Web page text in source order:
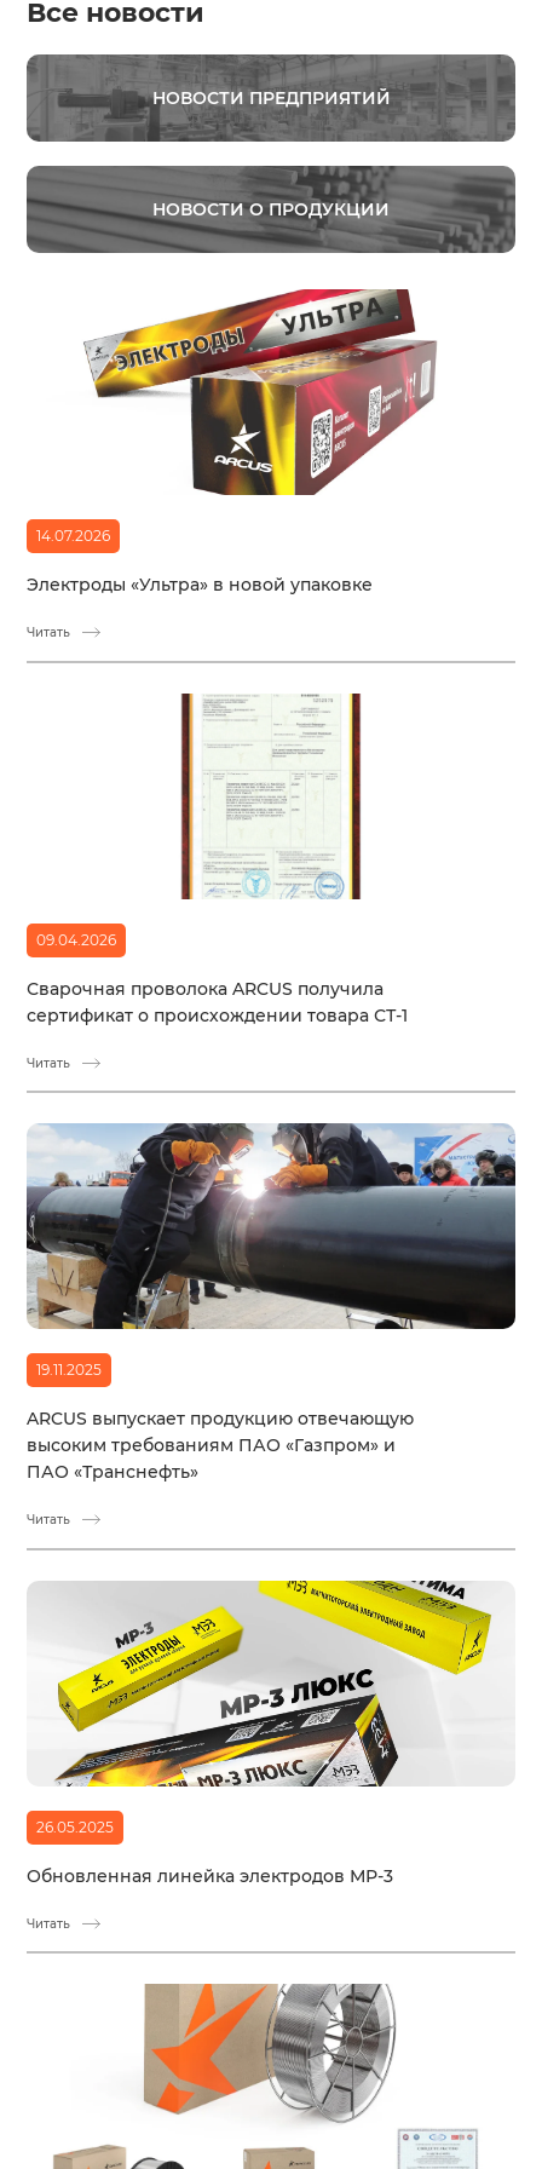
Все новости
НОВОСТИ ПРЕДПРИЯТИЙ
НОВОСТИ О ПРОДУКЦИИ
14.07.2026
Электроды «Ультра» в новой упаковке
Читать
09.04.2026
Сварочная проволока ARCUS получила
сертификат о происхождении товара СТ-1
Читать
19.11.2025
ARCUS выпускает продукцию отвечающую
высоким требованиям ПАО «Газпром» и
ПАО «Транснефть»
Читать
26.05.2025
Обновленная линейка электродов МР-3
Читать